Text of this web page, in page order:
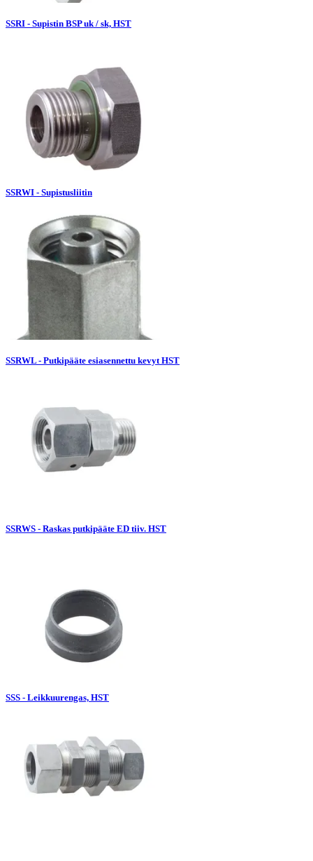
SSRI - Supistin BSP uk / sk, HST
SSRWI - Supistusliitin
SSRWL - Putkipääte esiasennettu kevyt HST
SSRWS - Raskas putkipääte ED tiiv. HST
SSS - Leikkuurengas, HST